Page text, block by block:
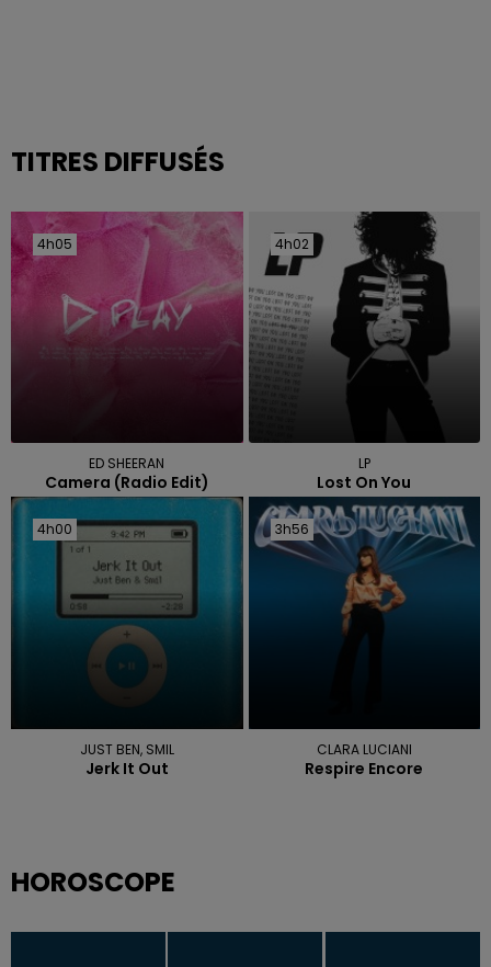
TITRES DIFFUSÉS
4h05
4h05
ED SHEERAN
Camera (radio Edit)
4h02
4h02
LP
Lost On You
4h00
4h00
JUST BEN, SMIL
Jerk It Out
3h56
3h56
CLARA LUCIANI
Respire Encore
HOROSCOPE